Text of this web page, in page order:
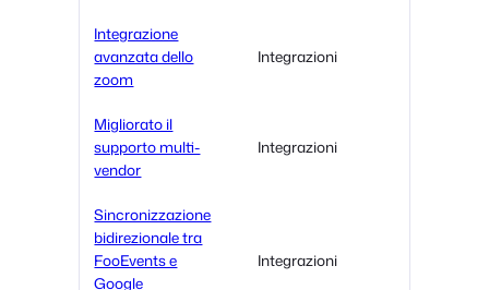
Integrazione
avanzata dello
zoom
Integrazioni
Migliorato il
supporto multi-
vendor
Integrazioni
Sincronizzazione
bidirezionale tra
FooEvents e
Google
Integrazioni